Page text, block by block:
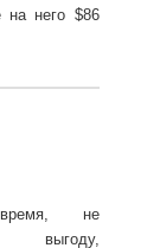
на него $86
не